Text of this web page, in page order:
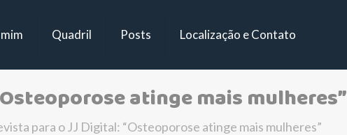
Quadril Posts Localização e Contato
atinge mais mulheres”
para o JJ Digital: “Osteoporose atinge mais mulheres”